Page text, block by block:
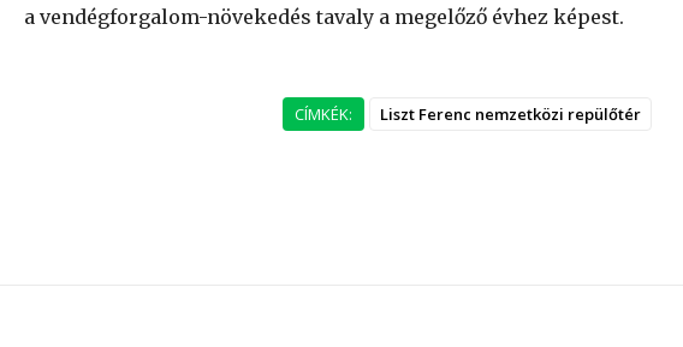
a vendégforgalom-növekedés tavaly a megelőző évhez képest.
CÍMKÉK: Liszt Ferenc nemzetközi repülőtér